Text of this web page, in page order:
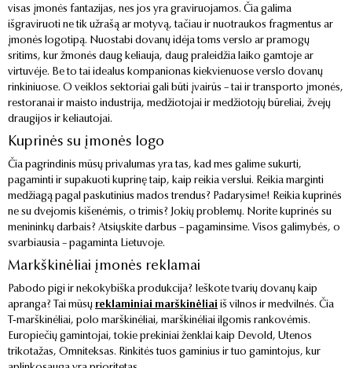
visas įmonės fantazijas, nes jos yra graviruojamos. Čia galima
išgraviruoti ne tik užrašą ar motyvą, tačiau ir nuotraukos fragmentus ar
įmonės logotipą. Nuostabi dovanų idėja toms verslo ar pramogų
sritims, kur žmonės daug keliauja, daug praleidžia laiko gamtoje ar
virtuvėje. Be to tai idealus kompanionas kiekvienuose verslo dovanų
rinkiniuose. O veiklos sektoriai gali būti įvairūs – tai ir transporto įmonės,
restoranai ir maisto industrija, medžiotojai ir medžiotojų būreliai, žvejų
draugijos ir keliautojai.
Kuprinės su įmonės logo
Čia pagrindinis mūsų privalumas yra tas, kad mes galime sukurti,
pagaminti ir supakuoti kuprinę taip, kaip reikia verslui. Reikia marginti
medžiagą pagal paskutinius mados trendus? Padarysime! Reikia kuprinės
ne su dvejomis kišenėmis, o trimis? Jokių problemų. Norite kuprinės su
menininkų darbais? Atsiųskite darbus – pagaminsime. Visos galimybės, o
svarbiausia – pagaminta Lietuvoje.
Markškinėliai įmonės reklamai
Pabodo pigi ir nekokybiška produkcija? Ieškote tvarių dovanų kaip
apranga? Tai mūsų reklaminiai marškinėliai iš vilnos ir medvilnės. Čia
T-marškinėliai, polo marškinėliai, marškinėliai ilgomis rankovėmis.
Europiečių gamintojai, tokie prekiniai ženklai kaip Devold, Utenos
trikotažas, Omniteksas. Rinkitės tuos gaminius ir tuo gamintojus, kur